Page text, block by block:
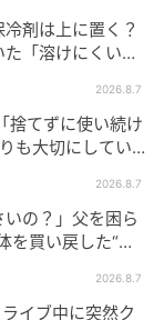
たらどうしよ
落下防止タ
スマホケース
、ありそうで
ち物を守るた
剤は上に置く？
「溶けにくい持
2026.8.7
捨てずに使い続け
も大切にしてい
2026.8.7
いの？」父を困ら
を買い戻した“意
2026.8.7
イブ中に突然ク